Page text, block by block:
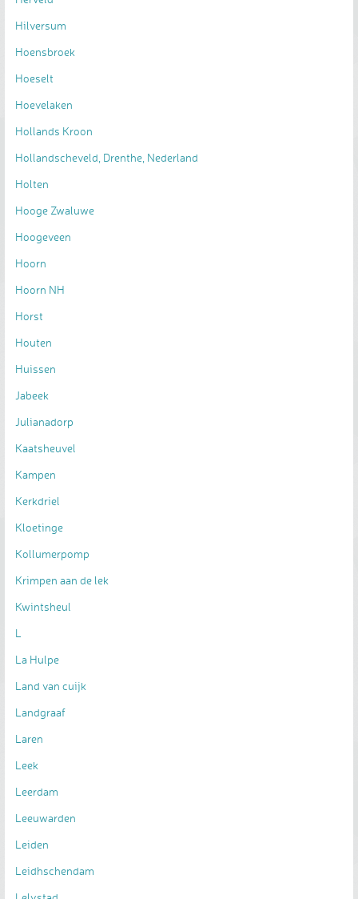
Hilversum
Hoensbroek
Hoeselt
Hoevelaken
Hollands Kroon
Hollandscheveld, Drenthe, Nederland
Holten
Hooge Zwaluwe
Hoogeveen
Hoorn
Hoorn NH
Horst
Houten
Huissen
Jabeek
Julianadorp
Kaatsheuvel
Kampen
Kerkdriel
Kloetinge
Kollumerpomp
Krimpen aan de lek
Kwintsheul
L
La Hulpe
Land van cuijk
Landgraaf
Laren
Leek
Leerdam
Leeuwarden
Leiden
Leidhschendam